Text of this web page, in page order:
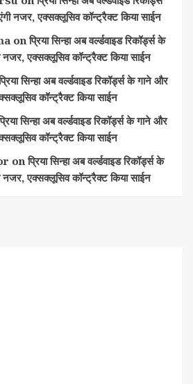
नजर, एक्सक्लूसिव कॉन्ट्रैक्ट किया साईन
onप्रिया सिन्हा अब वर्ल्डवाइड रिकॉर्ड्स के
नजर, एक्सक्लूसिव कॉन्ट्रैक्ट किया साईन
सिन्हा अब वर्ल्डवाइड रिकॉर्ड्स के गाने और
कॉन्ट्रैक्ट किया साईन
सिन्हा अब वर्ल्डवाइड रिकॉर्ड्स के गाने और
कॉन्ट्रैक्ट किया साईन
onप्रिया सिन्हा अब वर्ल्डवाइड रिकॉर्ड्स के
नजर, एक्सक्लूसिव कॉन्ट्रैक्ट किया साईन